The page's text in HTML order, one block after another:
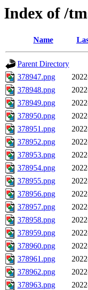
Index of /
Name
Parent Directory
378947.png
378948.png
378949.png
378950.png
378951.png
378952.png
378953.png
378954.png
378955.png
378956.png
378957.png
378958.png
378959.png
378960.png
378961.png
378962.png
378963.png